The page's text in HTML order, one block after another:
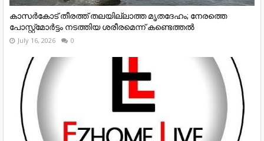
കാസർകോട് തീരത്ത് തലയില്ലാത്ത മൃതദേഹം; നേരത്തെ
പോസ്റ്റ്‌മോർട്ടം നടത്തിയ ശരീരമെന്ന് കണ്ടെത്തൽ
July 16, 2026 0